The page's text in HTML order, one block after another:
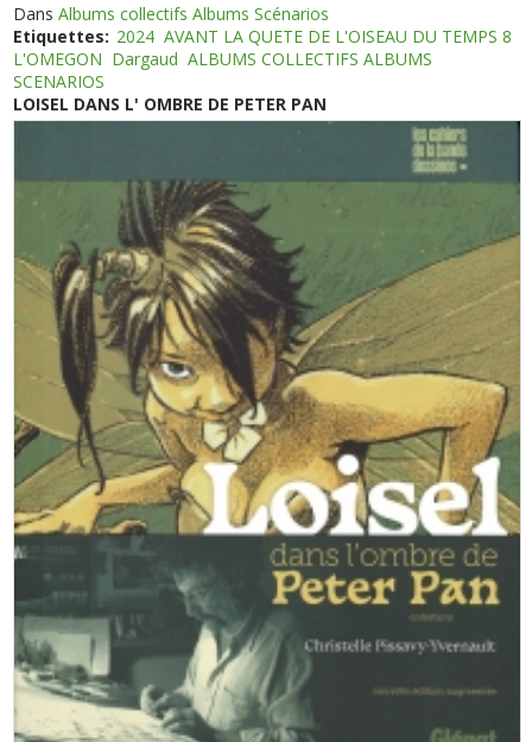
DansAlbums collectifs Albums Scénarios
Etiquettes: 2024 AVANT LA QUETE DE L'OISEAU DU TEMPS 8
L'OMEGON Dargaud ALBUMS COLLECTIFS ALBUMS
SCENARIOS
LOISEL DANS L' OMBRE DE PETER PAN